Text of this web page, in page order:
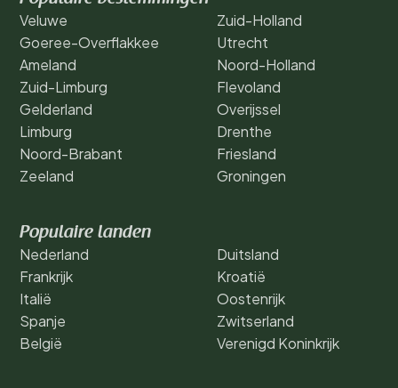
Veluwe
Goeree-Overflakkee
Ameland
Zuid-Limburg
Gelderland
Limburg
Noord-Brabant
Zeeland
Zuid-Holland
Utrecht
Noord-Holland
Flevoland
Overijssel
Drenthe
Friesland
Groningen
Populaire landen
Nederland
Frankrijk
Italië
Spanje
België
Duitsland
Kroatië
Oostenrijk
Zwitserland
Verenigd Koninkrijk